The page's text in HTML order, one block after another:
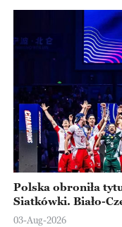
Polska obroniła
Siatkówki. Biało-
Ningbo
03-Aug-2026